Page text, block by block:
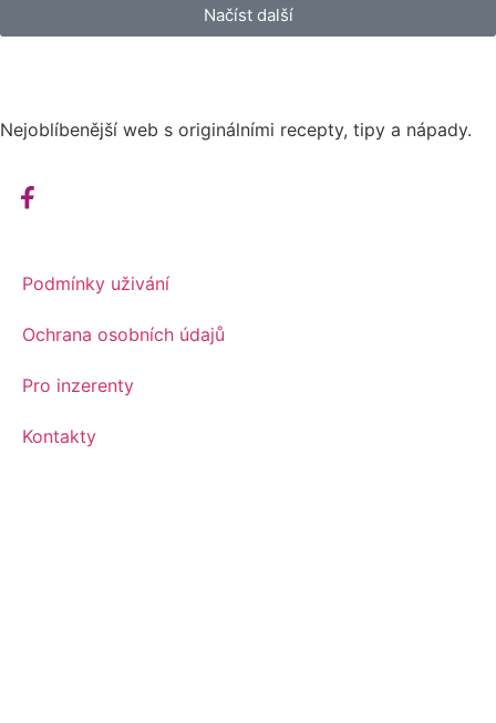
Načíst další
Nejoblíbenější web s originálními recepty, tipy a nápady.
Podmínky uživání
Ochrana osobních údajů
Pro inzerenty
Kontakty